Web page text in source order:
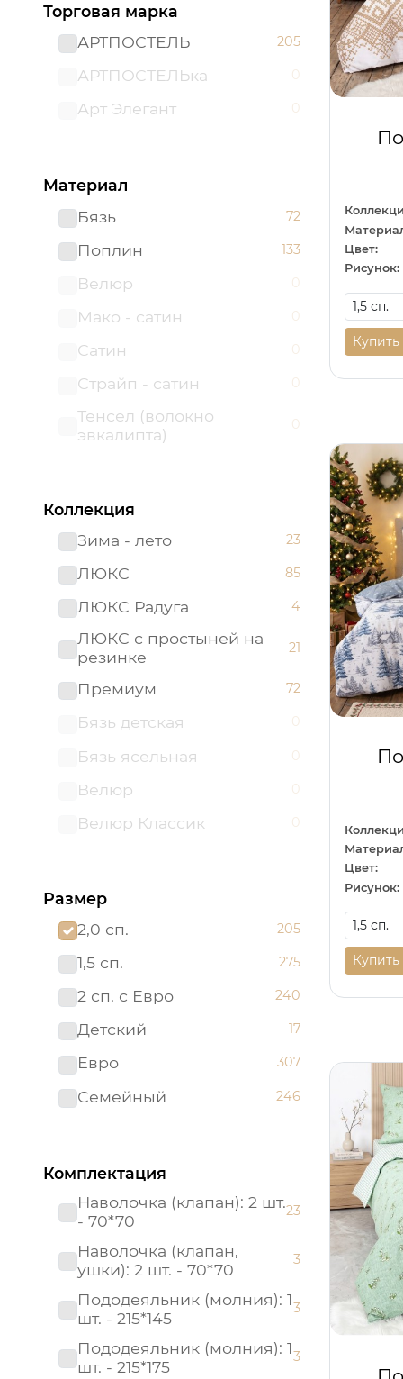
Торговая марка
АРТПОСТЕЛЬ
205
АРТПОСТЕЛЬка 0
Арт Элегант 0
Материал
Бязь
72
Поплин 133
Велюр 0
Мако - сатин 0
Сатин 0
Страйп - сатин 0
Тенсел (волокно
эвкалипта)
0
Коллекция
Зима - лето
23
ЛЮКС 85
ЛЮКС Радуга 4
ЛЮКС с простыней на
резинке
21
Премиум 72
Бязь детская 0
Бязь ясельная 0
Велюр 0
Велюр Классик 0
50х70
Мако - сатин 0
Поплин детский 0
Поплин ясельный 0
Престиж 0
Россия 0
Россия (Подарочная
Размер
2,0 сп.
205
1,5 сп. 275
2 сп. с Евро 240
Детский 17
Евро 307
Семейный 246
Комплектация
Наволочка (клапан): 2 шт.
- 70*70
23
Наволочка (клапан,
ушки): 2 шт. - 70*70
3
Пододеяльник (молния): 1
шт. - 215*145
3
Пододеяльник (молния): 1
шт. - 215*175
3
Цвет:
Рисунок:
Купить
Цвет:
Рисунок:
Купить